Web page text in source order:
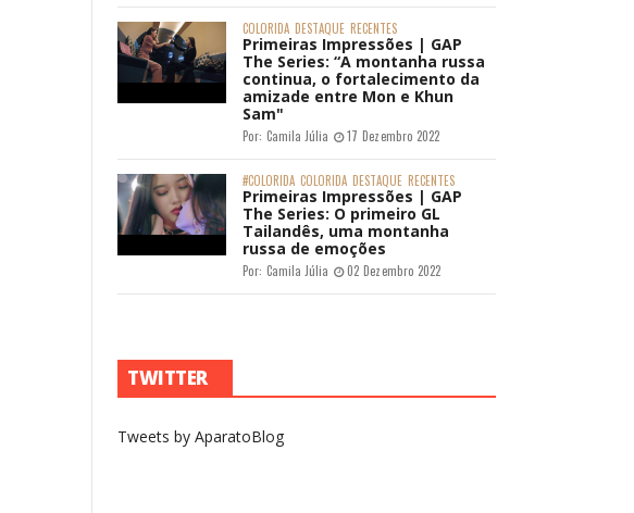
COLORIDA DESTAQUE RECENTES
Primeiras Impressões | GAP
The Series: “A montanha russa
continua, o fortalecimento da
amizade entre Mon e Khun
Sam"
Por: Camila Júlia 17 Dezembro 2022
#COLORIDA COLORIDA DESTAQUE RECENTES
Primeiras Impressões | GAP
The Series: O primeiro GL
Tailandês, uma montanha
russa de emoções
Por: Camila Júlia 02 Dezembro 2022
TWITTER
Tweets by AparatoBlog